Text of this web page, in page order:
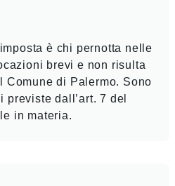
è chi pernotta nelle
brevi e non risulta
Comune di Palermo. Sono
dall’art. 7 del
in materia.